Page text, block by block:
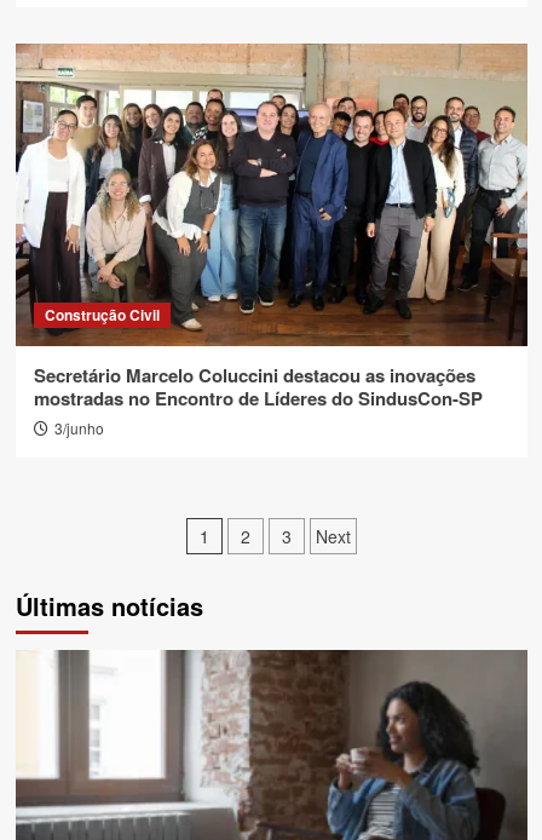
Construção Civil
Secretário Marcelo Coluccini destacou as inovações
mostradas no Encontro de Líderes do SindusCon-SP
3/junho
Paginação
1 2 3 Next
Últimas notícias